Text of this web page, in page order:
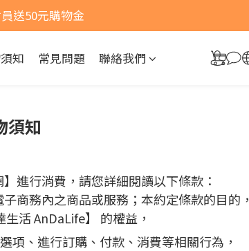
兩組以上(含兩組)，每多買一組現折10元！
送50元購物金
兩組以上(含兩組)，每多買一組現折10元！
知 常見問題 聯絡我們
須知
進行消費，請您詳細閱讀以下條款：
商務內之商品或服務；本約定條款的目的，
活 AnDaLife】 的權益，
項、進行訂購、付款、消費等相關行為，